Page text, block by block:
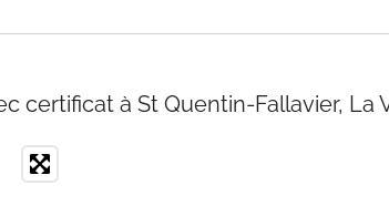
certificat à St Quentin-Fallavier, La